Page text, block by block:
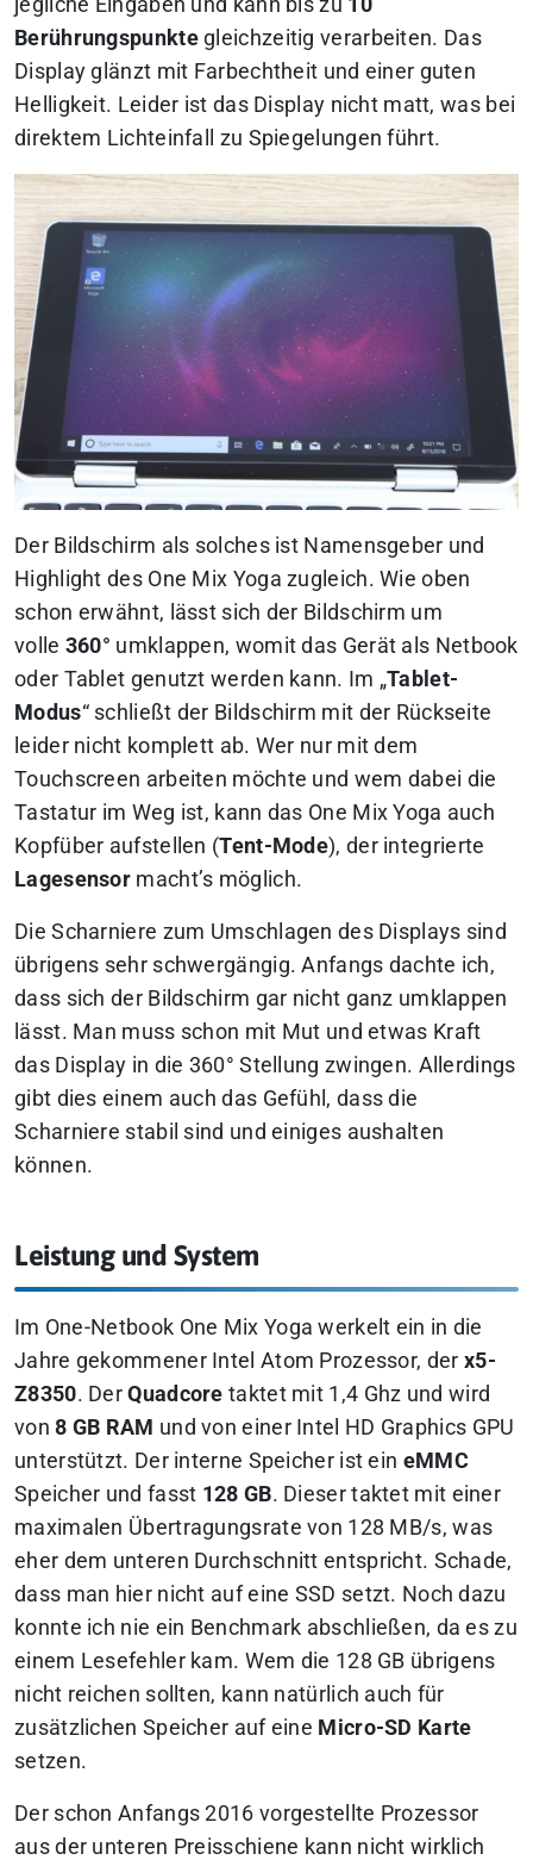
Berührungspunktegleichzeitig verarbeiten. Das
Display glänzt mit Farbechtheit und einer guten
Helligkeit. Leider ist das Display nicht matt, was bei
direktem Lichteinfall zu Spiegelungen führt.
Der Bildschirm als solches ist Namensgeber und
Highlight des One Mix Yoga zugleich. Wie oben
schon erwähnt, lässt sich der Bildschirm um
volle 360° umklappen, womit das Gerät als Netbook
oder Tablet genutzt werden kann. Im „Tablet-
Modus“ schließt der Bildschirm mit der Rückseite
leider nicht komplett ab. Wer nur mit dem
Touchscreen arbeiten möchte und wem dabei die
Tastatur im Weg ist, kann das One Mix Yoga auch
Kopfüber aufstellen (Tent-Mode), der integrierte
Lagesensor macht’s möglich.
Die Scharniere zum Umschlagen des Displays sind
übrigens sehr schwergängig. Anfangs dachte ich,
dass sich der Bildschirm gar nicht ganz umklappen
lässt. Man muss schon mit Mut und etwas Kraft
das Display in die 360° Stellung zwingen. Allerdings
gibt dies einem auch das Gefühl, dass die
Scharniere stabil sind und einiges aushalten
können.
Leistung und System
Im One-Netbook One Mix Yoga werkelt ein in die
Jahre gekommener Intel Atom Prozessor, der x5-
Z8350. DerQuadcore taktet mit 1,4 Ghz und wird
von8 GB RAM und von einer Intel HD Graphics GPU
unterstützt. Der interne Speicher ist ein eMMC
Speicher und fasst 128 GB. Dieser taktet mit einer
maximalen Übertragungsrate von 128 MB/s, was
eher dem unteren Durchschnitt entspricht. Schade,
dass man hier nicht auf eine SSD setzt. Noch dazu
konnte ich nie ein Benchmark abschließen, da es zu
einem Lesefehler kam. Wem die 128 GB übrigens
nicht reichen sollten, kann natürlich auch für
zusätzlichen Speicher auf eine Micro-SD Karte
setzen.
Der schon Anfangs 2016 vorgestellte Prozessor
aus der unteren Preisschiene kann nicht wirklich